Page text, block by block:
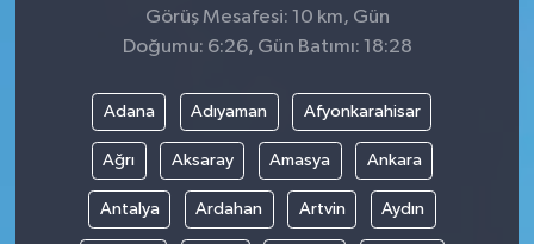
Görüş Mesafesi: 10 km, Gün
Doğumu: 6:26, Gün Batımı: 18:28
Adana Adıyaman Afyonkarahisar
Ağrı Aksaray Amasya Ankara
Antalya Ardahan Artvin Aydın